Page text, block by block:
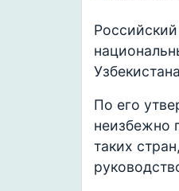
По его
неизбежно
таких